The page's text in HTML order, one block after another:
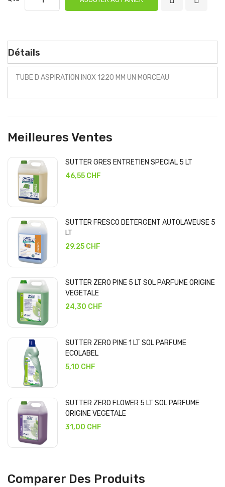
Détails
TUBE D ASPIRATION INOX 1220 MM UN MORCEAU
Meilleures Ventes
SUTTER GRES ENTRETIEN SPECIAL 5 LT
46,55 CHF
SUTTER FRESCO DETERGENT AUTOLAVEUSE 5
LT
29,25 CHF
SUTTER ZERO PINE 5 LT SOL PARFUME ORIGINE
VEGETALE
24,30 CHF
SUTTER ZERO PINE 1 LT SOL PARFUME
ECOLABEL
5,10 CHF
SUTTER ZERO FLOWER 5 LT SOL PARFUME
ORIGINE VEGETALE
31,00 CHF
Comparer Des Produits